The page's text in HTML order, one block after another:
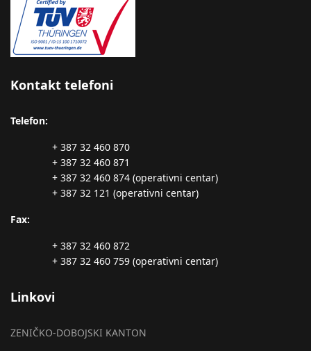
Kontakt telefoni
Telefon:
+ 387 32 460 870
+ 387 32 460 871
+ 387 32 460 874 (operativni centar)
+ 387 32 121 (operativni centar)
Fax:
+ 387 32 460 872
+ 387 32 460 759 (operativni centar)
Linkovi
ZENIČKO-DOBOJSKI KANTON